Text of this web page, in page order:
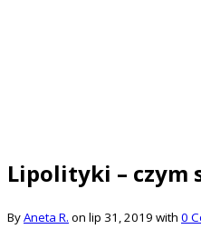
Lipolityki – czym
ByAneta R. on lip 31, 2019 with 0